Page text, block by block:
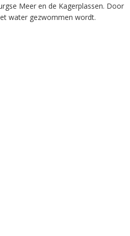
Meer en de Kagerplassen. Door
water gezwommen wordt.